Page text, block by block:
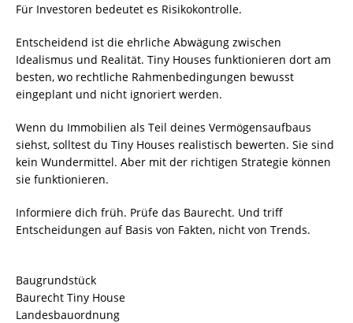
Für Investoren bedeutet es Risikokontrolle.
Entscheidend ist die ehrliche Abwägung zwischen
Idealismus und Realität. Tiny Houses funktionieren dort am
besten, wo rechtliche Rahmenbedingungen bewusst
eingeplant und nicht ignoriert werden.
Wenn du Immobilien als Teil deines Vermögensaufbaus
siehst, solltest du Tiny Houses realistisch bewerten. Sie sind
kein Wundermittel. Aber mit der richtigen Strategie können
sie funktionieren.
Informiere dich früh. Prüfe das Baurecht. Und triff
Entscheidungen auf Basis von Fakten, nicht von Trends.
Baugrundstück
Baurecht Tiny House
Landesbauordnung